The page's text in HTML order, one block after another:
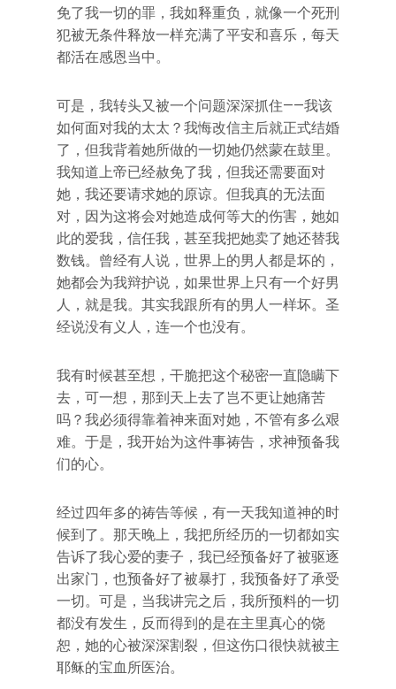
免了我一切的罪，我如释重负，就像一个死刑
犯被无条件释放一样充满了平安和喜乐，每天
都活在感恩当中。
可是，我转头又被一个问题深深抓住——我该
如何面对我的太太？我悔改信主后就正式结婚
了，但我背着她所做的一切她仍然蒙在鼓里。
我知道上帝已经赦免了我，但我还需要面对
她，我还要请求她的原谅。但我真的无法面
对，因为这将会对她造成何等大的伤害，她如
此的爱我，信任我，甚至我把她卖了她还替我
数钱。曾经有人说，世界上的男人都是坏的，
她都会为我辩护说，如果世界上只有一个好男
人，就是我。其实我跟所有的男人一样坏。圣
经说没有义人，连一个也没有。
我有时候甚至想，干脆把这个秘密一直隐瞒下
去，可一想，那到天上去了岂不更让她痛苦
吗？我必须得靠着神来面对她，不管有多么艰
难。于是，我开始为这件事祷告，求神预备我
们的心。
经过四年多的祷告等候，有一天我知道神的时
候到了。那天晚上，我把所经历的一切都如实
告诉了我心爱的妻子，我已经预备好了被驱逐
出家门，也预备好了被暴打，我预备好了承受
一切。可是，当我讲完之后，我所预料的一切
都没有发生，反而得到的是在主里真心的饶
恕，她的心被深深割裂，但这伤口很快就被主
耶稣的宝血所医治。